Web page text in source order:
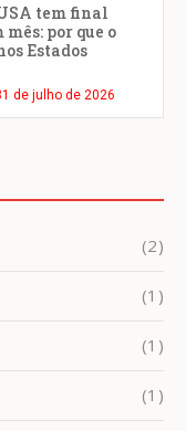
tem final
por que o
Estados
de julho de 2026
(2)
(1)
(1)
(1)